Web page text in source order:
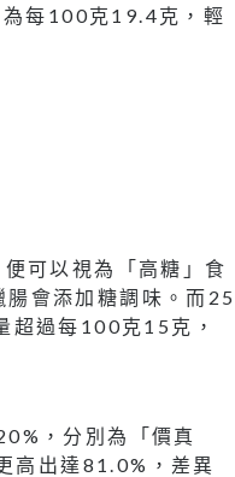
每100克19.4克，輕
可以視為「高糖」食
會添加糖調味。而25
超過每100克15克，
，分別為「價真
高出達81.0%，差異